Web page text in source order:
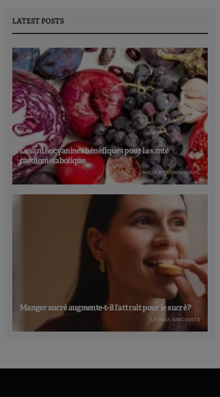
LATEST POSTS
Les anthocyanines bénéfiques pour la santé
cardiométabolique
NICOLAS GUGGENBÜHL
Manger sucré augmente-t-il l’attrait pour le sucré ?
LAVINIA SINCOVITS